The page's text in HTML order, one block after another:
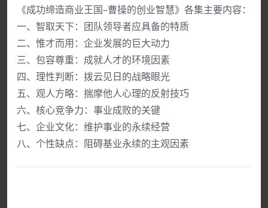
《成功缔造商业王国–曹操的创业智慧》各集主要内容：
一、智取天下：团队领导者应具备的特质
二、惟才而用：企业发展的巨大动力
三、包容尊重：成就人才的环境因素
四、理性判断：拨云见日的战略眼光
五、观人方略：揣摩他人心理的反射技巧
六、核心竞争力：事业成败的关键
七、企业文化：维护事业的永续经营
八、个性缺点：阻碍基业永续的主观因素